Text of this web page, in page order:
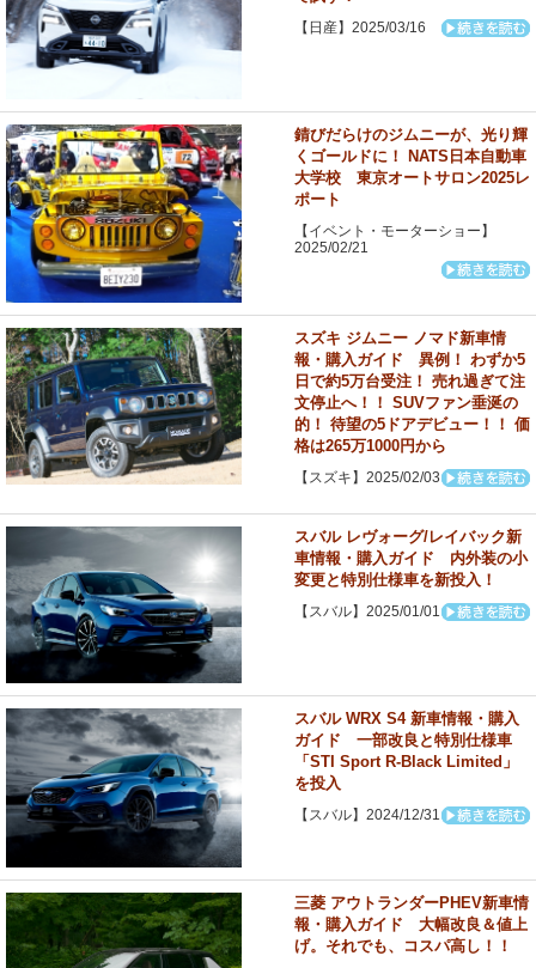
【日産】2025/03/16
錆びだらけのジムニーが、光り輝
くゴールドに！ NATS日本自動車
大学校 東京オートサロン2025レ
ポート
【イベント・モーターショー】
2025/02/21
スズキ ジムニー ノマド新車情
報・購入ガイド 異例！ わずか5
日で約5万台受注！ 売れ過ぎて注
文停止へ！！ SUVファン垂涎の
的！ 待望の5ドアデビュー！！ 価
格は265万1000円から
【スズキ】2025/02/03
スバル レヴォーグ/レイバック新
車情報・購入ガイド 内外装の小
変更と特別仕様車を新投入！
【スバル】2025/01/01
スバル WRX S4 新車情報・購入
ガイド 一部改良と特別仕様車
「STI Sport R-Black Limited」
を投入
【スバル】2024/12/31
三菱 アウトランダーPHEV新車情
報・購入ガイド 大幅改良＆値上
げ。それでも、コスパ高し！！